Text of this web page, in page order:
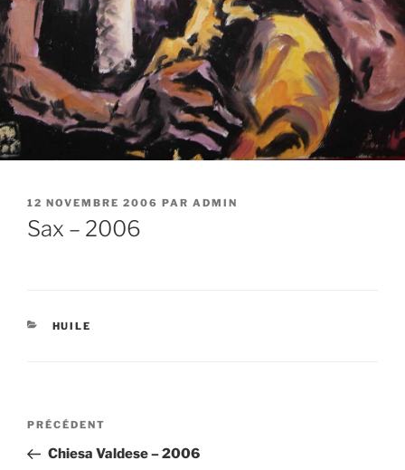
PUBLIÉ
LE
12 NOVEMBRE 2006 PAR ADMIN
Sax – 2006
CATÉGORIES
HUILE
Navigation
l’article
Article
précédent
PRÉCÉDENT
Chiesa Valdese – 2006